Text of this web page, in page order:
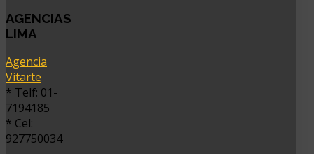
AGENCIAS
LIMA
Agencia
Vitarte
* Telf: 01-
7194185
* Cel:
927750034